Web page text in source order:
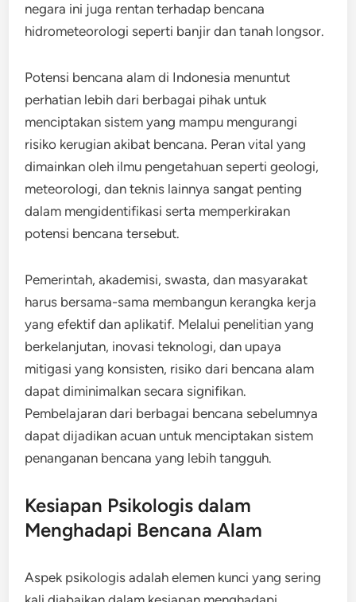
negara ini juga rentan terhadap bencana
hidrometeorologi seperti banjir dan tanah longsor.
Potensi bencana alam di Indonesia menuntut
perhatian lebih dari berbagai pihak untuk
menciptakan sistem yang mampu mengurangi
risiko kerugian akibat bencana. Peran vital yang
dimainkan oleh ilmu pengetahuan seperti geologi,
meteorologi, dan teknis lainnya sangat penting
dalam mengidentifikasi serta memperkirakan
potensi bencana tersebut.
Pemerintah, akademisi, swasta, dan masyarakat
harus bersama-sama membangun kerangka kerja
yang efektif dan aplikatif. Melalui penelitian yang
berkelanjutan, inovasi teknologi, dan upaya
mitigasi yang konsisten, risiko dari bencana alam
dapat diminimalkan secara signifikan.
Pembelajaran dari berbagai bencana sebelumnya
dapat dijadikan acuan untuk menciptakan sistem
penanganan bencana yang lebih tangguh.
Kesiapan Psikologis dalam
Menghadapi Bencana Alam
Aspek psikologis adalah elemen kunci yang sering